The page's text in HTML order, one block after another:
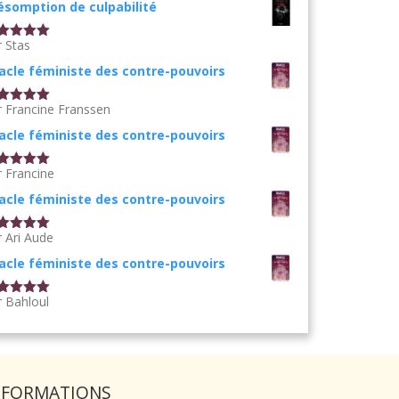
de culpabilité
5sur
Stas
féministe des contre-pouvoirs
5sur
Francine Franssen
féministe des contre-pouvoirs
5sur
Francine
féministe des contre-pouvoirs
5 sur
Ari Aude
féministe des contre-pouvoirs
5sur
Bahloul